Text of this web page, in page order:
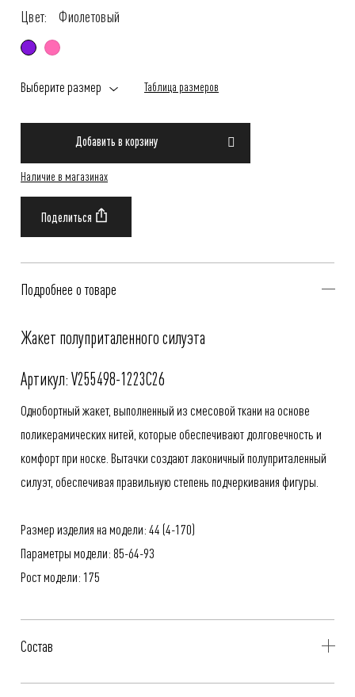
Цвет:
Фиолетовый
Выберите размер Таблица размеров
Добавить в корзину
Наличие в магазинах
Подробнее о товаре
Жакет полуприталенного силуэта
Артикул: V255498-1223C26
Однобортный жакет, выполненный из смесовой ткани на основе
поликерамических нитей, которые обеспечивают долговечность и
комфорт при носке. Вытачки создают лаконичный полуприталенный
силуэт, обеспечивая правильную степень подчеркивания фигуры.
Размер изделия на модели: 44 (4-170)
Параметры модели: 85-64-93
Рост модели: 175
Состав